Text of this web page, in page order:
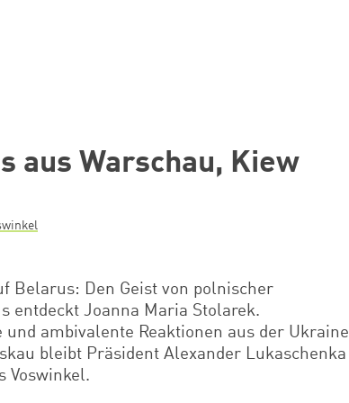
aus Warschau, Kiew
Belarus: Den Geist von polnischer
entdeckt Joanna Maria Stolarek.
ambivalente Reaktionen aus der Ukraine
bleibt Präsident Alexander Lukaschenka
Voswinkel.